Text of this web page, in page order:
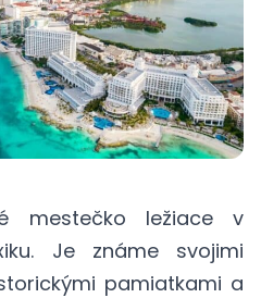
mestečko ležiace v
Je známe svojimi
pamiatkami a